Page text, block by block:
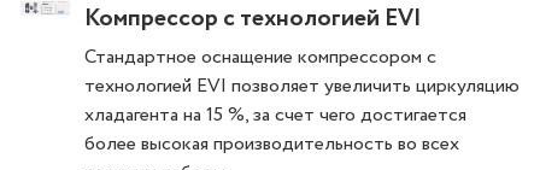
Компрессор с технологией EVI
Стандартное оснащение компрессором с
технологией EVI позволяет увеличить циркуляцию
хладагента на 15 %, за счет чего достигается
более высокая производительность во всех